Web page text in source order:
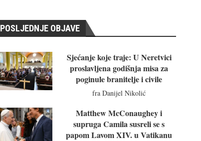
POSLJEDNJE OBJAVE
Sjećanje koje traje: U Neretvici
proslavljena godišnja misa za
poginule branitelje i civile
fra Danijel Nikolić
Matthew McConaughey i
supruga Camila susreli se s
papom Lavom XIV. u Vatikanu